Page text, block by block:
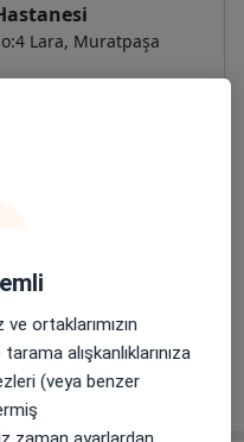
Lara, Muratpaşa
takvimi mevcut değil
Detaylar
hakkında
ortaklarımızın
alışkanlıklarınıza
(veya benzer